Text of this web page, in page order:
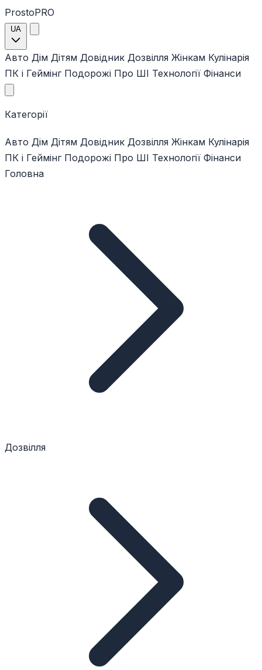
ProstoPRO
UA
Авто Дім Дітям Довідник Дозвілля Жінкам Кулінарія
ПК і Геймінг Подорожі Про ШІ Технології Фінанси
Категорії
Авто Дім Дітям Довідник Дозвілля Жінкам Кулінарія
ПК і Геймінг Подорожі Про ШІ Технології Фінанси
Головна
Дозвілля